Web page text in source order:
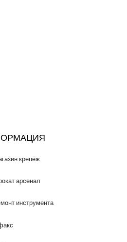
крепёж
арсенал
инструмента